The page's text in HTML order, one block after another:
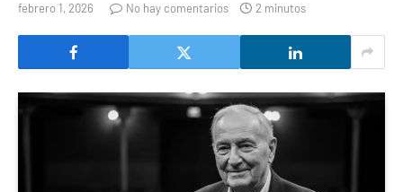
febrero 1, 2026 No hay comentarios 2 minutos